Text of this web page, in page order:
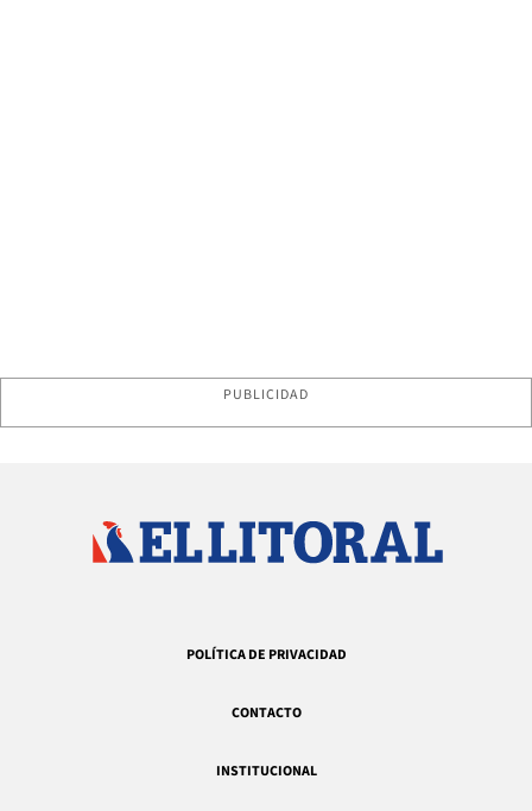
PUBLICIDAD
POLÍTICA DE PRIVACIDAD
CONTACTO
INSTITUCIONAL